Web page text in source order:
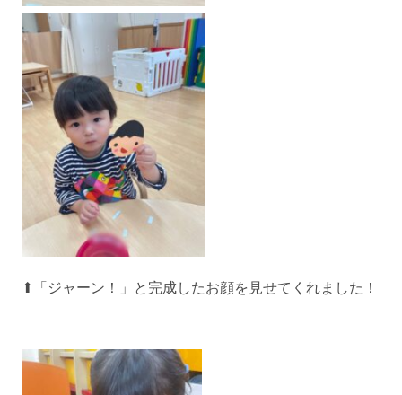
⬆︎「ジャーン！」と完成したお顔を見せてくれました！